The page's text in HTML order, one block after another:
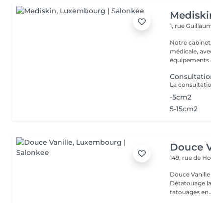
1, rue
Notre
médicale,
équipements
-5cm2
5-15cm2
Douce
149, rue de
Douce Vanille by
Détatouage
tatouages